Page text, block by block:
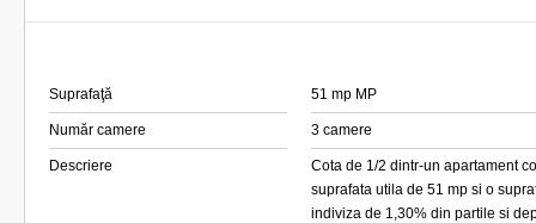
Suprafaţă 51 mp MP
Număr camere 3 camere
Descriere
Cota de 1/2 dintr-un apartament
suprafata utila de 51 mp si o
indiviza de 1,30% din partile si